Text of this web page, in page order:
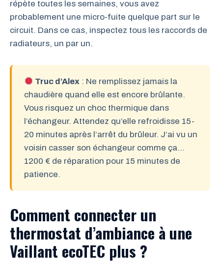
répète toutes les semaines, vous avez
probablement une micro-fuite quelque part sur le
circuit. Dans ce cas, inspectez tous les raccords de
radiateurs, un par un.
Truc d’Alex : Ne remplissez jamais la
chaudière quand elle est encore brûlante.
Vous risquez un choc thermique dans
l’échangeur. Attendez qu’elle refroidisse 15-
20 minutes après l’arrêt du brûleur. J’ai vu un
voisin casser son échangeur comme ça…
1200 € de réparation pour 15 minutes de
patience.
Comment connecter un
thermostat d’ambiance à une
Vaillant ecoTEC plus ?